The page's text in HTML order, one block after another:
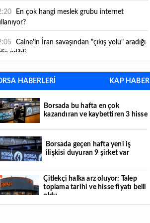
Caine'in İran savaşından "çıkış yolu" aradığı
edildi
"Esnaf ve sanatkara bu yılın ilk yarısında
75 milyar lira finansman sağladık"
Yaratıcılık ve ticaret bir araya geldi: İşte
yeni girişimcilik alanı
paylarının tamamını devralıyor
bölgeye canlılık getirdi
Küresel piyasalarda yeni haftada takip
4 gelişme hangileri olacak?
HABERLERİ KAP HABER
Borsada bu hafta en çok
kazandıran ve kaybettiren 3 hisse
Borsada geçen hafta yeni iş
ilişkisi duyuran 9 şirket var
Çitlekçi halka arz oluyor: Talep
toplama tarihi ve hisse fiyatı belli
oldu